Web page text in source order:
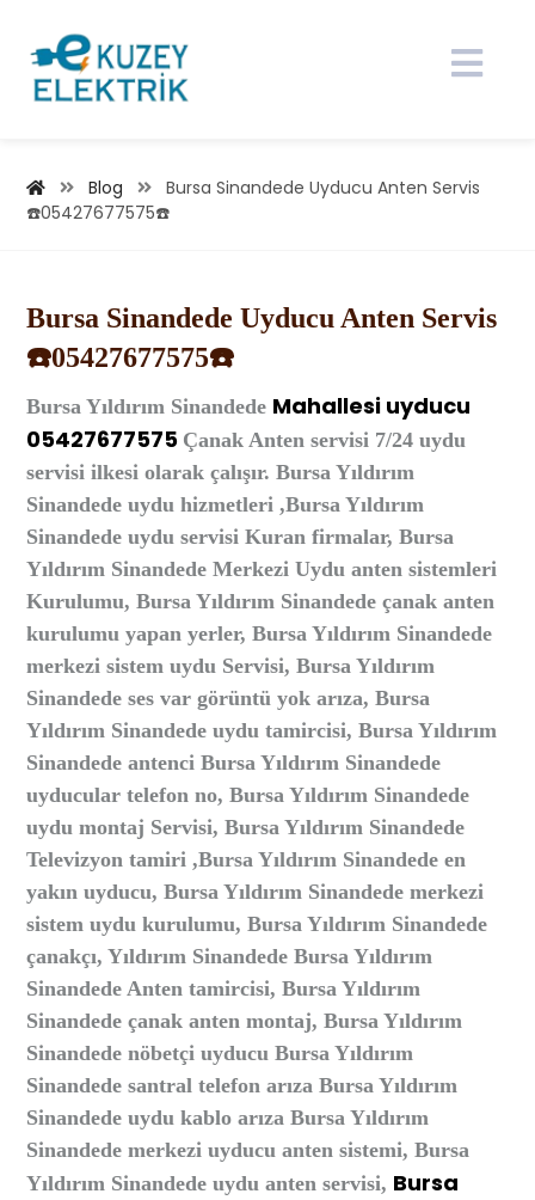
Blog
Bursa Sinandede Uyducu Anten Servis
☎️05427677575☎️
Bursa Sinandede Uyducu Anten Servis
☎️05427677575☎️
BursaYıldırım Sinandede Mahallesi uyducu
05427677575 Çanak Antenservisi 7/24 uydu
servisi ilkesi olarak çalışır. Bursa Yıldırım
Sinandede uydu hizmetleri ,Bursa Yıldırım
Sinandede uydu servisi Kuran firmalar, Bursa
Yıldırım Sinandede Merkezi Uydu anten sistemleri
Kurulumu, Bursa Yıldırım Sinandede çanak anten
kurulumu yapan yerler, Bursa Yıldırım Sinandede
merkezi sistem uydu Servisi, Bursa Yıldırım
Sinandede ses var görüntü yok arıza, Bursa
Yıldırım Sinandede uydu tamircisi, Bursa Yıldırım
Sinandede antenci Bursa Yıldırım Sinandede
uyducular telefon no, Bursa Yıldırım Sinandede
uydu montaj Servisi, Bursa Yıldırım Sinandede
Televizyon tamiri ,Bursa Yıldırım Sinandede en
yakın uyducu, Bursa Yıldırım Sinandede merkezi
sistem uydu kurulumu, Bursa Yıldırım Sinandede
çanakçı, Yıldırım Sinandede Bursa Yıldırım
Sinandede Anten tamircisi, Bursa Yıldırım
Sinandede çanak anten montaj, Bursa Yıldırım
Sinandede nöbetçi uyducu Bursa Yıldırım
Sinandede santral telefon arıza Bursa Yıldırım
Sinandede uydu kablo arıza Bursa Yıldırım
Sinandede merkezi uyducu anten sistemi, Bursa
Yıldırım Sinandede uydu anten servisi, Bursa